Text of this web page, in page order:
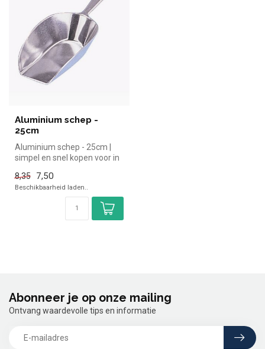
Aluminium schep -
25cm
Aluminium schep - 25cm |
simpel en snel kopen voor in
8,35
7,50
Beschikbaarheid laden..
Abonneer je op onze mailing
Ontvang waardevolle tips en informatie